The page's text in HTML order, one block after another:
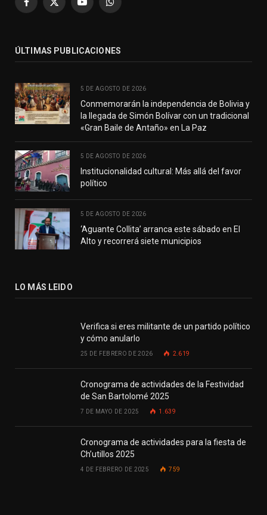
Facebook
X
YouTubeWhatsApp
ÚLTIMAS PUBLICACIONES
5 DE AGOSTO DE 2026
Conmemorarán la independencia de Bolivia y
la llegada de Simón Bolívar con un tradicional
«Gran Baile de Antaño» en La Paz
5 DE AGOSTO DE 2026
Institucionalidad cultural: Más allá del favor
político
5 DE AGOSTO DE 2026
‘Aguante Collita’ arranca este sábado en El
Alto y recorrerá siete municipios
LO MÁS LEIDO
Verifica si eres militante de un partido político
y cómo anularlo
25 DE FEBRERO DE 2026 2.619
Cronograma de actividades de la Festividad
de San Bartolomé 2025
7 DE MAYO DE 2025 1.639
Cronograma de actividades para la fiesta de
Ch’utillos 2025
4 DE FEBRERO DE 2025 759